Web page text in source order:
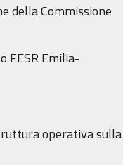
della Commissione
FESR Emilia-
operativa sulla